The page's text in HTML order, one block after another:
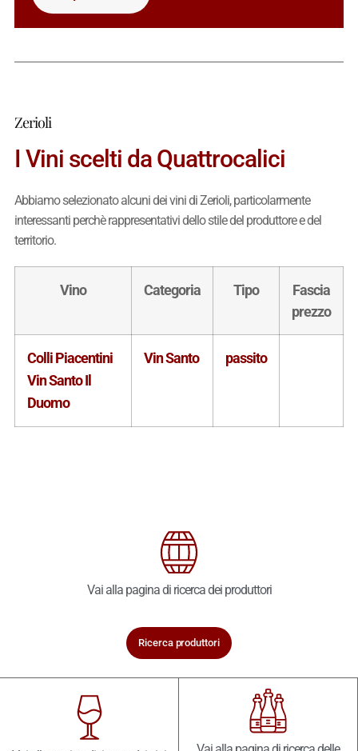
Zerioli
I Vini scelti da Quattrocalici
Abbiamo selezionato alcuni dei vini di Zerioli, particolarmente
interessanti perchè rappresentativi dello stile del produttore e del
territorio.
Vino Categoria Tipo
Fascia
prezzo
Colli Piacentini
Vin Santo Il
Duomo
Vin Santo passito
Vai alla pagina di ricerca dei produttori
Ricerca produttori